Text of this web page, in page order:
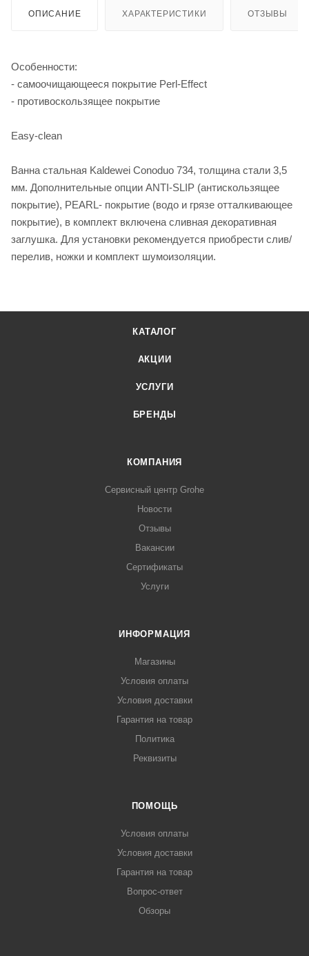
ОПИСАНИЕ ХАРАКТЕРИСТИКИ ОТЗЫВЫ
Особенности:
- самоочищающееся покрытие Perl-Effect
- противоскользящее покрытие
Easy-clean
Ванна стальная Kaldewei Conoduo 734, толщина стали 3,5
мм. Дополнительные опции ANTI-SLIP (антискользящее
покрытие), PEARL- покрытие (водо и грязе отталкивающее
покрытие), в комплект включена сливная декоративная
заглушка. Для установки рекомендуется приобрести слив/
перелив, ножки и комплект шумоизоляции.
КАТАЛОГ
АКЦИИ
УСЛУГИ
БРЕНДЫ
КОМПАНИЯ
Сервисный центр Grohe
Новости
Отзывы
Вакансии
Сертификаты
Услуги
ИНФОРМАЦИЯ
Магазины
Условия оплаты
Условия доставки
Гарантия на товар
Политика
Реквизиты
ПОМОЩЬ
Условия оплаты
Условия доставки
Гарантия на товар
Вопрос-ответ
Обзоры